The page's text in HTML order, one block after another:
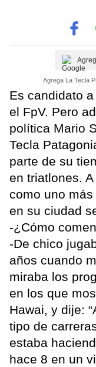
Agrega La Tecla
Es candidato
el FpV. Pero
política Mario
Tecla
parte de su
en triatlones.
como uno
en su ciudad
-¿Cómo
-De chico
años cuando
miraba los
en los que
Hawai, y dije:
tipo de
estaba
hace 8 en un